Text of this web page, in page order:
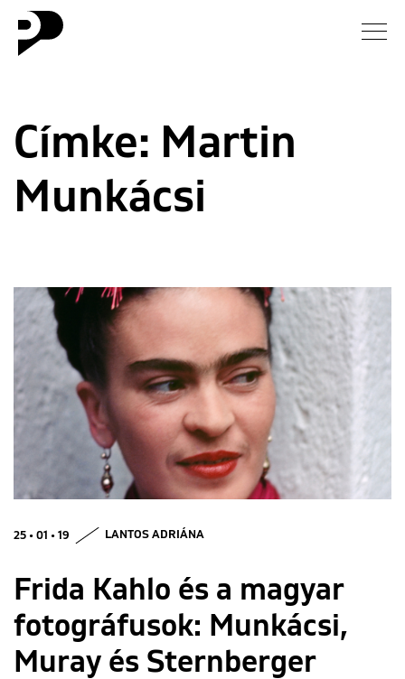
Galéria
Interjú
Rólunk
ENGLISH
Címke: Martin
Munkácsi
25 • 01 • 19 LANTOS ADRIÁNA
Frida Kahlo és a magyar
fotográfusok: Munkácsi,
Muray és Sternberger